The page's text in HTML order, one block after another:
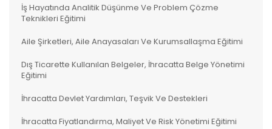
İş Hayatında Analitik Düşünme Ve Problem Çözme
Teknikleri Eğitimi
Aile Şirketleri, Aile Anayasaları Ve Kurumsallaşma Eğitimi
Dış Ticarette Kullanılan Belgeler, İhracatta Belge Yönetimi
Eğitimi
İhracatta Devlet Yardımları, Teşvik Ve Destekleri
İhracatta Fiyatlandırma, Maliyet Ve Risk Yönetimi Eğitimi